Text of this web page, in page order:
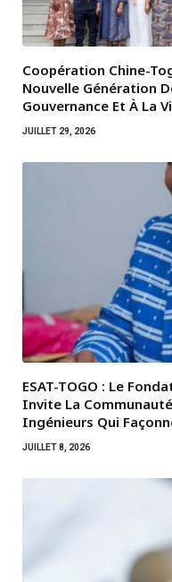
Coopération Chine-
Nouvelle Génération
Gouvernance Et À La
JUILLET 29, 2026
ESAT-TOGO : Le
Invite La
Ingénieurs Qui
JUILLET 8, 2026